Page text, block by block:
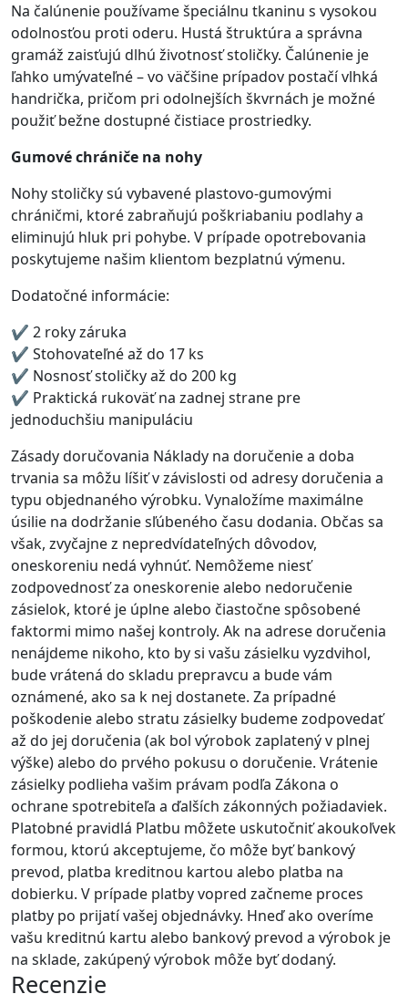
Na čalúnenie používame špeciálnu tkaninu s vysokou
odolnosťou proti oderu. Hustá štruktúra a správna
gramáž zaisťujú dlhú životnosť stoličky. Čalúnenie je
ľahko umývateľné – vo väčšine prípadov postačí vlhká
handrička, pričom pri odolnejších škvrnách je možné
použiť bežne dostupné čistiace prostriedky.
Gumové chrániče na nohy
Nohy stoličky sú vybavené plastovo-gumovými
chráničmi, ktoré zabraňujú poškriabaniu podlahy a
eliminujú hluk pri pohybe. V prípade opotrebovania
poskytujeme našim klientom bezplatnú výmenu.
Dodatočné informácie:
✔ 2 roky záruka
✔ Stohovateľné až do 17 ks
✔ Nosnosť stoličky až do 200 kg
✔ Praktická rukoväť na zadnej strane pre
jednoduchšiu manipuláciu
Zásady doručovania Náklady na doručenie a doba
trvania sa môžu líšiť v závislosti od adresy doručenia a
typu objednaného výrobku. Vynaložíme maximálne
úsilie na dodržanie sľúbeného času dodania. Občas sa
však, zvyčajne z nepredvídateľných dôvodov,
oneskoreniu nedá vyhnúť. Nemôžeme niesť
zodpovednosť za oneskorenie alebo nedoručenie
zásielok, ktoré je úplne alebo čiastočne spôsobené
faktormi mimo našej kontroly. Ak na adrese doručenia
nenájdeme nikoho, kto by si vašu zásielku vyzdvihol,
bude vrátená do skladu prepravcu a bude vám
oznámené, ako sa k nej dostanete. Za prípadné
poškodenie alebo stratu zásielky budeme zodpovedať
až do jej doručenia (ak bol výrobok zaplatený v plnej
výške) alebo do prvého pokusu o doručenie. Vrátenie
zásielky podlieha vašim právam podľa Zákona o
ochrane spotrebiteľa a ďalších zákonných požiadaviek.
Platobné pravidlá Platbu môžete uskutočniť akoukoľvek
formou, ktorú akceptujeme, čo môže byť bankový
prevod, platba kreditnou kartou alebo platba na
dobierku. V prípade platby vopred začneme proces
platby po prijatí vašej objednávky. Hneď ako overíme
vašu kreditnú kartu alebo bankový prevod a výrobok je
na sklade, zakúpený výrobok môže byť dodaný.
Recenzie